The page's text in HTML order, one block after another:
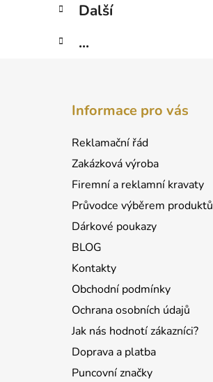
Další
...
Informace pro vás
Reklamační řád
Zakázková výroba
Firemní a reklamní kravaty
Průvodce výběrem produktů
Dárkové poukazy
BLOG
Kontakty
Obchodní podmínky
Ochrana osobních údajů
Jak nás hodnotí zákazníci?
Doprava a platba
Puncovní značky